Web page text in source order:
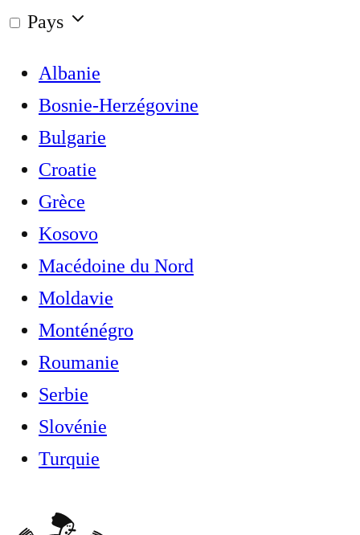
Pays
Albanie
Bosnie-Herzégovine
Bulgarie
Croatie
Grèce
Kosovo
Macédoine du Nord
Moldavie
Monténégro
Roumanie
Serbie
Slovénie
Turquie